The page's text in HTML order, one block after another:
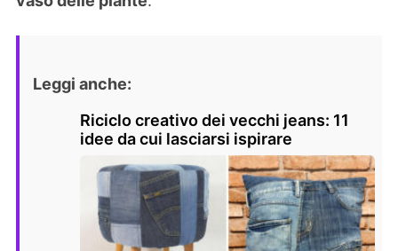
Leggi anche:
Riciclo creativo dei vecchi jeans: 11
idee da cui lasciarsi ispirare